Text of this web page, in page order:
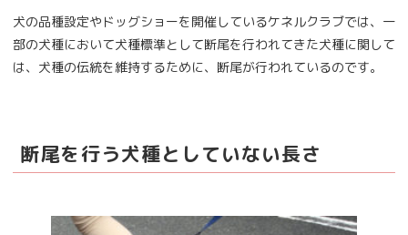
犬の品種設定やドッグショーを開催しているケネルクラブでは、一
部の犬種において犬種標準として断尾を行われてきた犬種に関して
は、犬種の伝統を維持するために、断尾が行われているのです。
断尾を行う犬種としていない長さ